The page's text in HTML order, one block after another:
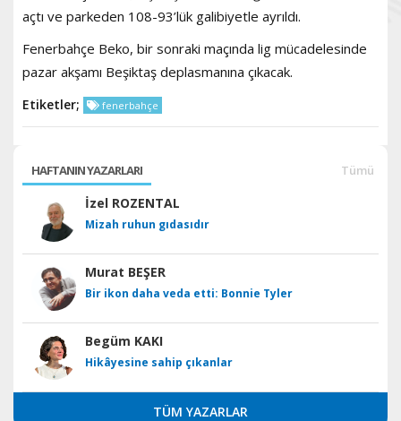
açtı ve parkeden 108-93’lük galibiyetle ayrıldı.
Fenerbahçe Beko, bir sonraki maçında lig mücadelesinde
pazar akşamı Beşiktaş deplasmanına çıkacak.
Etiketler; fenerbahçe
HAFTANIN YAZARLARI Tümü
İzel ROZENTAL
Mizah ruhun gıdasıdır
Murat BEŞER
Bir ikon daha veda etti: Bonnie Tyler
Begüm KAKI
Hikâyesine sahip çıkanlar
TÜM YAZARLAR